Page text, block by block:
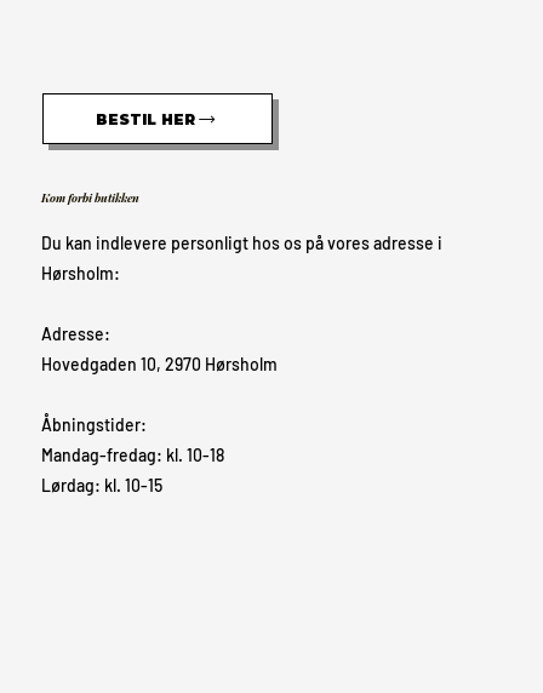
BESTIL HER
Kom forbi butikken
Du kan indlevere personligt hos os på vores adresse i
Hørsholm:
Adresse:
Hovedgaden 10, 2970 Hørsholm
Åbningstider:
Mandag-fredag: kl. 10-18
Lørdag: kl. 10-15